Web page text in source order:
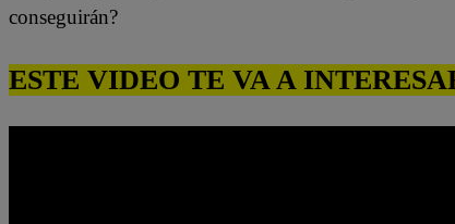
conseguirán?
ESTE VIDEO TE VA A